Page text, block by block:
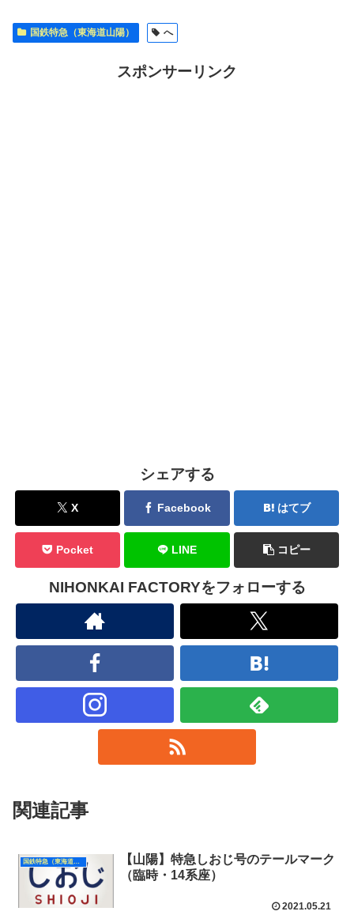
国鉄特急（東海道山陽） へ
スポンサーリンク
シェアする
X Facebook はてブ
Pocket LINE コピー
NIHONKAI FACTORYをフォローする
関連記事
【山陽】特急しおじ号のテールマーク
（臨時・14系座）
2021.05.21